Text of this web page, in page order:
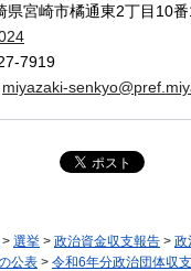
宮崎市橘通東2丁目10
7919
miyazaki-
> 選挙 > 政治資金収支報告 > 政
公表 > 令和6年分政治団体収